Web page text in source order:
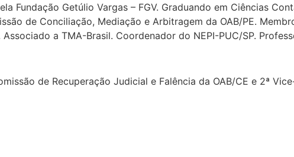
Fundação Getúlio Vargas – FGV. Graduando em Ciências
de Conciliação, Mediação e Arbitragem da OAB/PE.
a TMA-Brasil. Coordenador do NEPI-PUC/SP.
de Recuperação Judicial e Falência da OAB/CE e 2ª